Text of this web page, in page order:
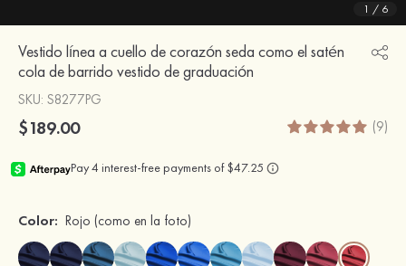
1 / 6
Vestido línea a cuello de corazón seda como el satén
cola de barrido vestido de graduación
SKU: S8277PG
$189.00 (9)
Color: Rojo (como en la foto)